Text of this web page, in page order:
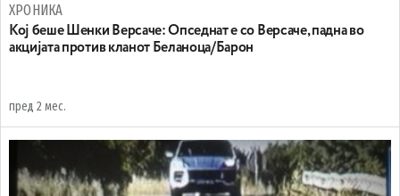
ХРОНИКА
Koj беше Шенки Версаче: Oпседнат е со Версаче, падна во
акцијата против кланот Беланоца/Барон
пред 2 мес.